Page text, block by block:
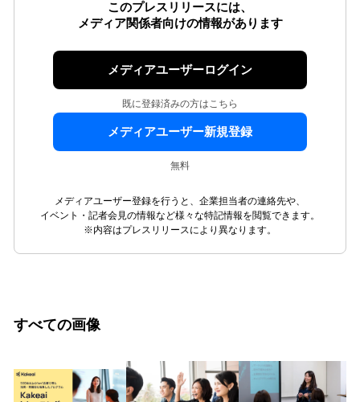
このプレスリリースには、
メディア関係者向けの情報があります
メディアユーザーログイン
既に登録済みの方はこちら
メディアユーザー新規登録
無料
メディアユーザー登録を行うと、企業担当者の連絡先や、
イベント・記者会見の情報など様々な特記情報を閲覧できます。
※内容はプレスリリースにより異なります。
すべての画像